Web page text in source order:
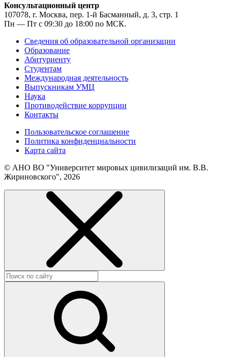
Консультационный центр
107078, г. Москва, пер. 1-й Басманный, д. 3, стр. 1
Пн — Пт с 09:30 до 18:00 по МСК.
Сведения об образовательной организации
Образование
Абитуриенту
Студентам
Международная деятельность
Выпускникам УМЦ
Наука
Противодействие коррупции
Контакты
Пользовательское соглашение
Политика конфиденциальности
Карта сайта
© АНО ВО "Университет мировых цивилизаций им. В.В.
Жириновского", 2026